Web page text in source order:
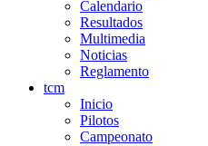
Calendario
Resultados
Multimedia
Noticias
Reglamento
tcm
Inicio
Pilotos
Campeonato